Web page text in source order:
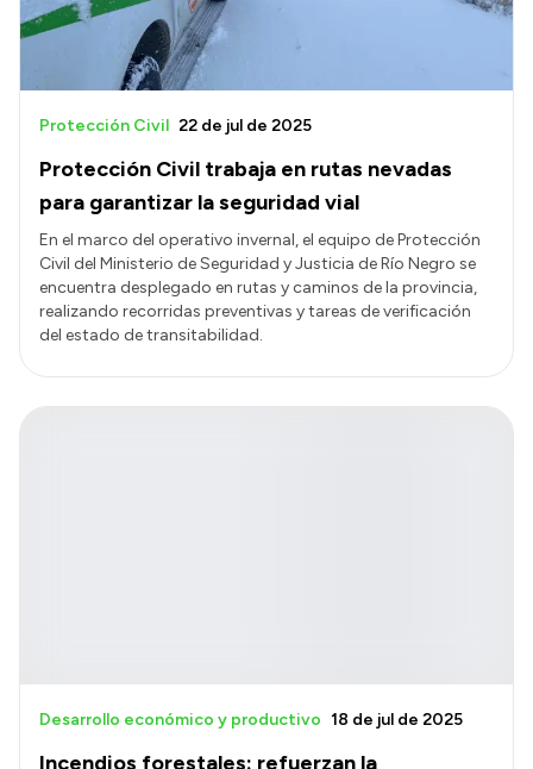
Protección Civil trabaja en rutas nevadas
para garantizar la seguridad vial
Protección Civil 22 de jul de 2025
En el marco del operativo invernal, el equipo de Protección
Civil del Ministerio de Seguridad y Justicia de Río Negro se
encuentra desplegado en rutas y caminos de la provincia,
realizando recorridas preventivas y tareas de verificación
del estado de transitabilidad.
Incendios forestales: refuerzan la
Desarrollo económico y productivo 18 de jul de 2025